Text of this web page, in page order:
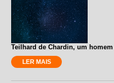
Teilhard de Chardin, um
LER MAIS